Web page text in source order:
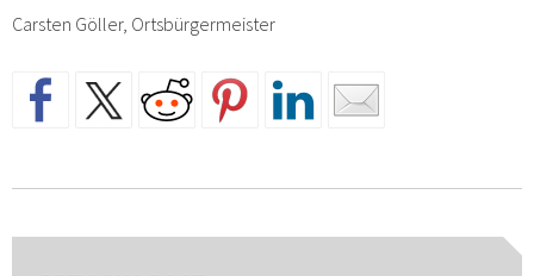
Carsten Göller, Ortsbürgermeister